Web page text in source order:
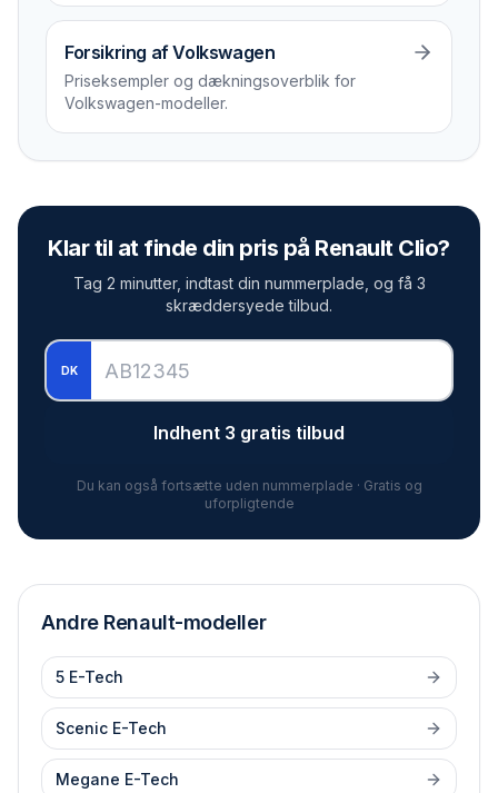
Forsikring af Volkswagen
Priseksempler og dækningsoverblik for
Volkswagen-modeller.
Klar til at finde din pris på Renault Clio?
Tag 2 minutter, indtast din nummerplade, og få 3
skræddersyede tilbud.
DK
Indhent 3 gratis tilbud
Du kan også fortsætte uden nummerplade · Gratis og
uforpligtende
Andre Renault-modeller
5 E-Tech
Scenic E-Tech
Megane E-Tech